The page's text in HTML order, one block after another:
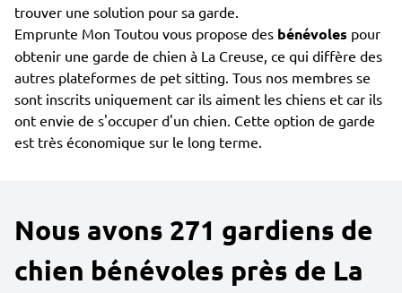
trouver une solution pour sa garde.
Emprunte Mon Toutou vous propose des bénévoles pour
obtenir une garde de chien à La Creuse, ce qui diffère des
autres plateformes de pet sitting. Tous nos membres se
sont inscrits uniquement car ils aiment les chiens et car ils
ont envie de s'occuper d'un chien. Cette option de garde
est très économique sur le long terme.
Nous avons 271 gardiens de
chien bénévoles près de La